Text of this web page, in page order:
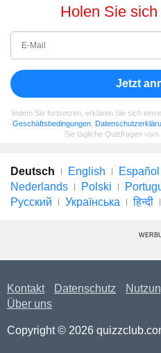
Holen Sie
Jetzt
Indem Sie fortsetzen, erklären Sie sich
Geschäftsbedingungen
Sie tägliche Quizfragen vom
Deutsch English Español
Nederlands
Polski
Русский
Українська हिन्दी
Kontakt Datenschutz
Über uns
Copyright © 2026